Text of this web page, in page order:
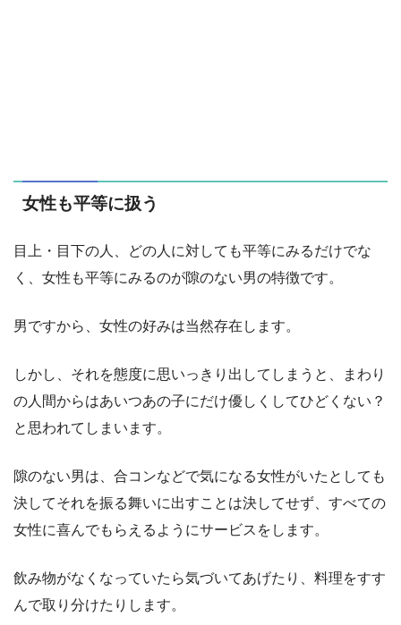
女性も平等に扱う
目上・目下の人、どの人に対しても平等にみるだけでな
く、女性も平等にみるのが隙のない男の特徴です。
男ですから、女性の好みは当然存在します。
しかし、それを態度に思いっきり出してしまうと、まわり
の人間からはあいつあの子にだけ優しくしてひどくない？
と思われてしまいます。
隙のない男は、合コンなどで気になる女性がいたとしても
決してそれを振る舞いに出すことは決してせず、すべての
女性に喜んでもらえるようにサービスをします。
飲み物がなくなっていたら気づいてあげたり、料理をすす
んで取り分けたりします。